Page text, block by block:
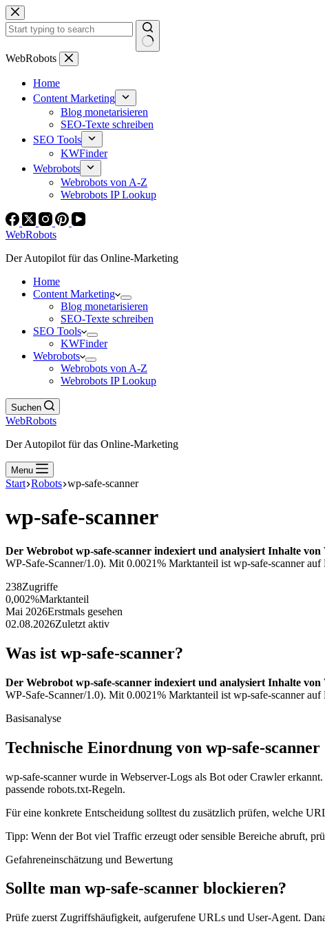
Zum
Inhalt
springen
Keine
WebRobots
Home
Content Marketing
Blog monetarisieren
SEO-Texte schreiben
SEO Tools
KWFinder
Webrobots
Webrobots von A-Z
Webrobots IP Lookup
WebRobots
Der Autopilot für das Online-Marketing
Home
Content Marketing
Blog monetarisieren
SEO-Texte schreiben
SEO Tools
KWFinder
Webrobots
Webrobots von A-Z
Webrobots IP Lookup
Suchen
WebRobots
Der Autopilot für das Online-Marketing
Menu
Start Robots wp-safe-scanner
wp-safe-scanner
Der Webrobot wp-safe-scanner indexiert und analysiert Inhalte von
WP-Safe-Scanner/1.0). Mit 0.0021% Marktanteil ist wp-safe-scanner
238Zugriffe
0,002%Marktanteil
Mai 2026Erstmals gesehen
02.08.2026Zuletzt aktiv
Was ist wp-safe-scanner?
Der Webrobot wp-safe-scanner indexiert und analysiert Inhalte von
WP-Safe-Scanner/1.0). Mit 0.0021% Marktanteil ist wp-safe-scanner
Basisanalyse
Technische Einordnung von wp-safe-scanner
wp-safe-scanner wurde in Webserver-Logs als Bot oder Crawler
passende robots.txt-Regeln.
Für eine konkrete Entscheidung solltest du zusätzlich prüfen, welche
Tipp: Wenn der Bot viel Traffic erzeugt oder sensible Bereiche abruft,
Gefahreneinschätzung und Bewertung
Sollte man wp-safe-scanner blockieren?
Prüfe zuerst Zugriffshäufigkeit, aufgerufene URLs und User-Agent.